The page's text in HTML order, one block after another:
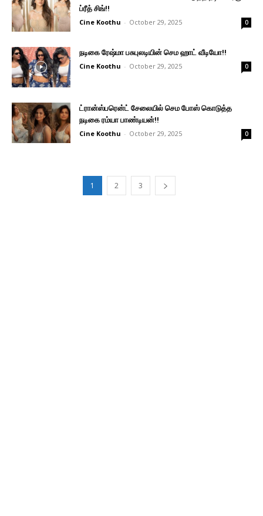
ப்ரீத் சிங்!!
Cine Koothu - October 29, 2025 0
நடிகை ரேஷ்மா பசுபுலடியின் செம ஹாட் வீடியோ!!
Cine Koothu - October 29, 2025 0
ட்ரான்ஸ்பரென்ட் சேலையில் செம போஸ் கொடுத்த
நடிகை ரம்யா பாண்டியன்!!
Cine Koothu - October 29, 2025 0
1 2 3